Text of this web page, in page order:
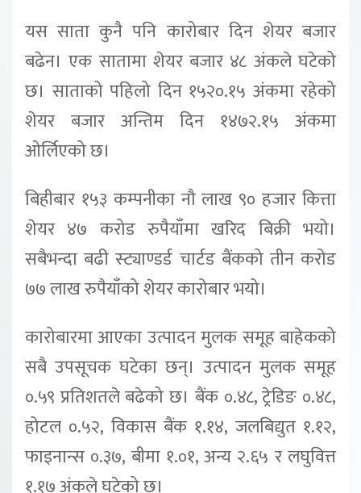
यस साता कुनै पनि कारोबार दिन शेयर बजार
बढेन। एक सातामा शेयर बजार ४८ अंकले घटेको
छ। साताको पहिलो दिन १५२०.१५ अंकमा रहेको
शेयर बजार अन्तिम दिन १४७२.१५ अंकमा
ओर्लिएको छ।
बिहीबार १५३ कम्पनीका नौ लाख ९० हजार कित्ता
शेयर ४७ करोड रुपैयाँमा खरिद बिक्री भयो।
सबैभन्दा बढी स्ट्याण्डर्ड चार्टड बैंकको तीन करोड
७७ लाख रुपैयाँको शेयर कारोबार भयो।
कारोबारमा आएका उत्पादन मुलक समूह बाहेकको
सबै उपसूचक घटेका छन्। उत्पादन मुलक समूह
०.५९ प्रतिशतले बढेको छ। बैंक ०.४८, ट्रेडिङ ०.४८,
होटल ०.५२, विकास बैंक १.१४, जलबिद्युत १.१२,
फाइनान्स ०.३७, बीमा १.०१, अन्य २.६५ र लघुवित्त
१.१७ अंकले घटेको छ।